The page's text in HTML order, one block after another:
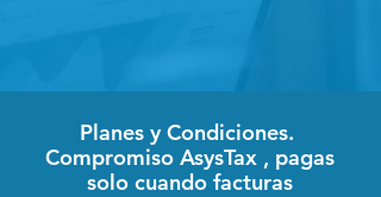
Planes y Condiciones.
Compromiso AsysTax , pagas
solo cuando facturas